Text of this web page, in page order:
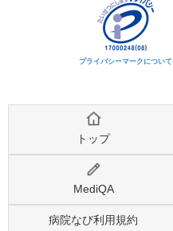
プライバシーマークについて
トップ
MediQA
病院なび利用規約